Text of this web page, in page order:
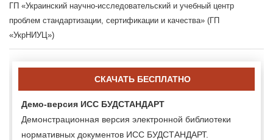
ГП «Украинский научно-исследовательский и учебный центр
проблем стандартизации, сертификации и качества» (ГП
«УкрНИУЦ»)
СКАЧАТЬ БЕСПЛАТНО
Демо-версия ИСС БУДСТАНДАРТ
Демонстрационная версия электронной библиотеки
нормативных документов ИСС БУДСТАНДАРТ.